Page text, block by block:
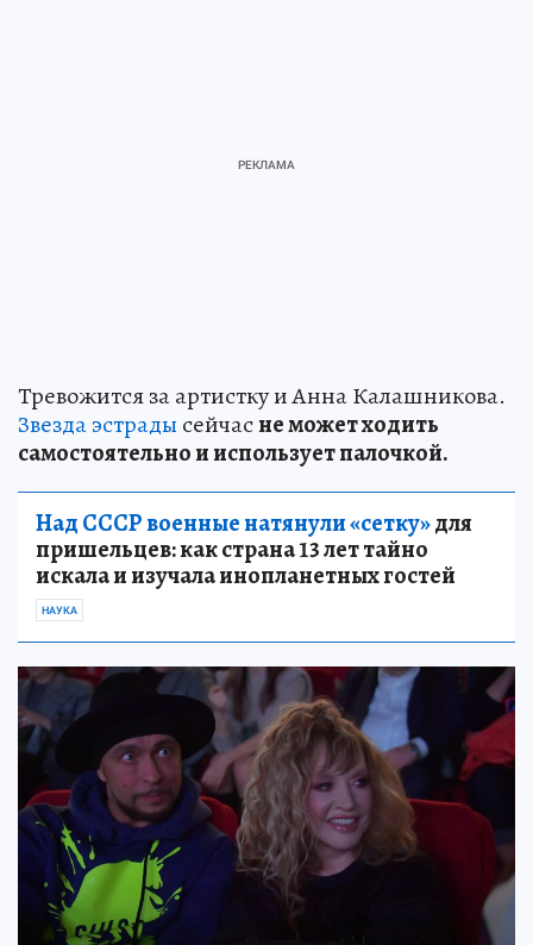
Тревожится за артистку и Анна Калашникова.
Звезда эстрады сейчасне может ходить
самостоятельно и использует палочкой.
Над СССР военные натянули «сетку»для
пришельцев: как страна 13 лет тайно
искала и изучала инопланетных гостей
НАУКА